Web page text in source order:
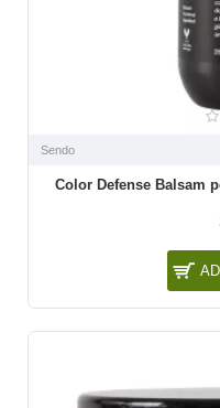
Sendo
Color Defense Balsam